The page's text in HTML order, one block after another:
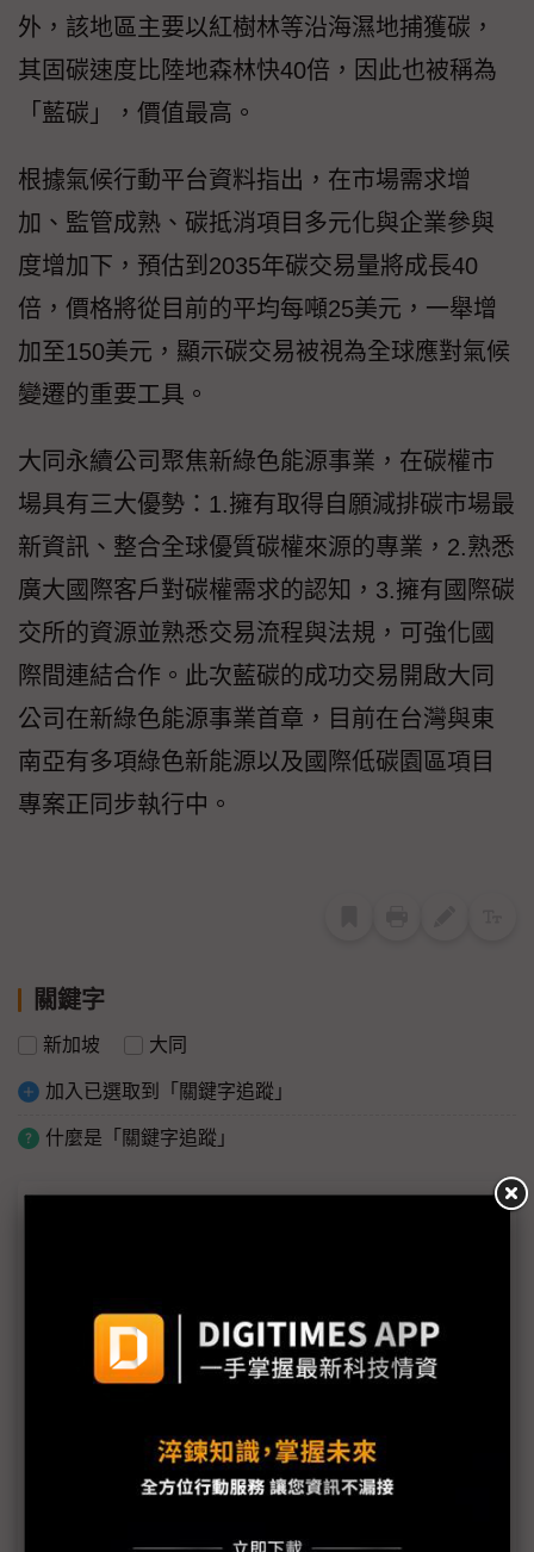
外，該地區主要以紅樹林等沿海濕地捕獲碳，
其固碳速度比陸地森林快40倍，因此也被稱為
「藍碳」，價值最高。
根據氣候行動平台資料指出，在市場需求增
加、監管成熟、碳抵消項目多元化與企業參與
度增加下，預估到2035年碳交易量將成長40
倍，價格將從目前的平均每噸25美元，一舉增
加至150美元，顯示碳交易被視為全球應對氣候
變遷的重要工具。
大同永續公司聚焦新綠色能源事業，在碳權市
場具有三大優勢：1.擁有取得自願減排碳市場最
新資訊、整合全球優質碳權來源的專業，2.熟悉
廣大國際客戶對碳權需求的認知，3.擁有國際碳
交所的資源並熟悉交易流程與法規，可強化國
際間連結合作。此次藍碳的成功交易開啟大同
公司在新綠色能源事業首章，目前在台灣與東
南亞有多項綠色新能源以及國際低碳園區項目
專案正同步執行中。
關鍵字
新加坡 大同
加入已選取到「關鍵字追蹤」
什麼是「關鍵字追蹤」
Axis與準線智慧科技攜手打造創新河川水位監測解決
方案 落實生態永續發展的願景
伊雲谷獲永續獎項雙認證 數位韌性驅動永續發展